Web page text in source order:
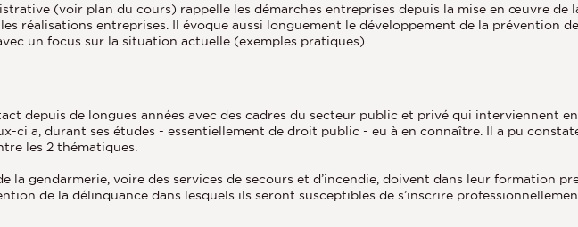
(voir plan du cours) rappelle les démarches entreprises depuis la mise en œuvre de
réalisations entreprises. Il évoque aussi longuement le développement de la prévention
un focus sur la situation actuelle (exemples pratiques).
depuis de longues années avec des cadres du secteur public et privé qui interviennent
ci a, durant ses études - essentiellement de droit public - eu à en connaître. Il a pu
les 2 thématiques.
la gendarmerie, voire des services de secours et d’incendie, doivent dans leur formation
de la délinquance dans lesquels ils seront susceptibles de s’inscrire